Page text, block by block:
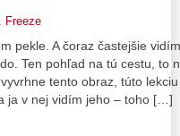
Freeze
pekle. A čoraz častejšie
Ten pohľad na tú cestu, to
tento obraz, túto
ja v nej vidím jeho – toho […]